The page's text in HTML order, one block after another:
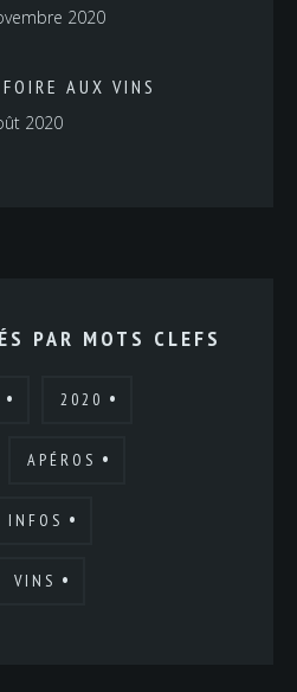
2020
AUX VINS
2020
PAR MOTS CLEFS
2020
APÉROS
INFOS
VINS